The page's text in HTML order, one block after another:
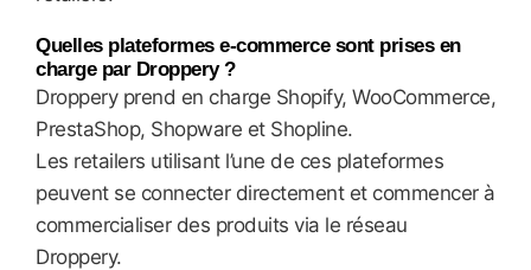
Quelles plateformes e-commerce sont prises en
charge par Droppery ?
Droppery prend en charge Shopify, WooCommerce,
PrestaShop, Shopware et Shopline.
Les retailers utilisant l’une de ces plateformes
peuvent se connecter directement et commencer à
commercialiser des produits via le réseau
Droppery.